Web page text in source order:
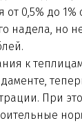
от 0,5% до 1%
надела, но
к
При